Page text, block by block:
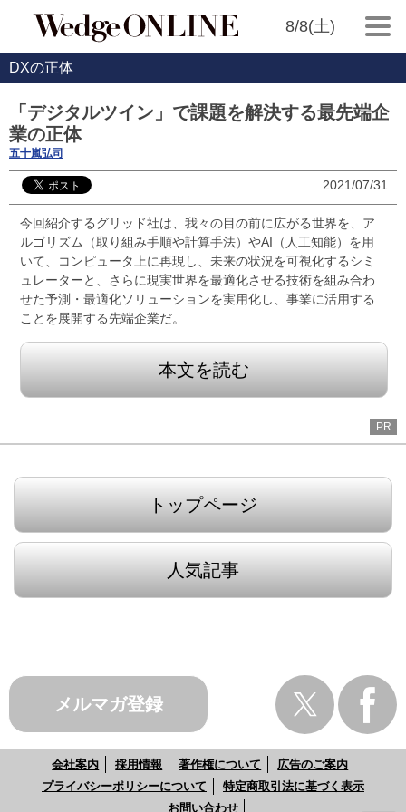
8/8(土)
DXの正体
「デジタルツイン」で課題を解決する最先端企
業の正体
五十嵐弘司
2021/07/31
今回紹介するグリッド社は、我々の目の前に広がる世界を、ア
ルゴリズム（取り組み手順や計算手法）やAI（人工知能）を用
いて、コンピュータ上に再現し、未来の状況を可視化するシミ
ュレーターと、さらに現実世界を最適化させる技術を組み合わ
せた予測・最適化ソリューションを実用化し、事業に活用する
ことを展開する先端企業だ。
本文を読む
PR
トップページ
人気記事
メルマガ登録
会社案内 採用情報 著作権について
広告のご案内
プライバシーポリシーについて
特定商取引法に基づく表示
お問い合わせ